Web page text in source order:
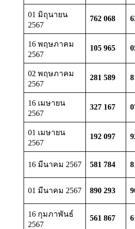
01 มิถุนายน
2567
762 068
16 พฤษภาคม
2567
105 965
02 พฤษภาคม
2567
281 589
16 เมษายน
2567
327 167
01 เมษายน
2567
192 097
16 มีนาคม 2567 581 784
01 มีนาคม 2567 890 293
16 กุมภาพันธ์
2567
561 867